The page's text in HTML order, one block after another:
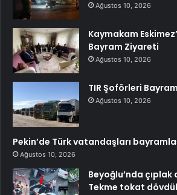
Ağustos 10, 2026
Kaymakam
Bayram Ziyareti
Ağustos 10, 2026
TIR Şoförleri
Ağustos 10, 2026
Pekin’de Türk vatandaşları
Ağustos 10, 2026
Beyoğlu’nda
Tekme tokat